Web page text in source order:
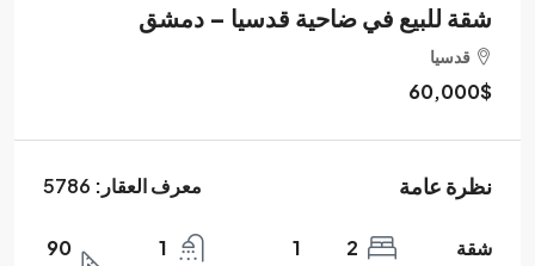
شقة للبيع في ضاحية قدسيا – دمشق
قدسيا
60,000$
نظرة عامة معرف العقار:
شقة
2
1
1
90